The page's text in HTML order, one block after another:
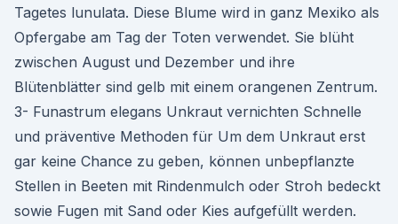
Tagetes lunulata. Diese Blume wird in ganz Mexiko als
Opfergabe am Tag der Toten verwendet. Sie blüht
zwischen August und Dezember und ihre
Blütenblätter sind gelb mit einem orangenen Zentrum.
3- Funastrum elegans Unkraut vernichten Schnelle
und präventive Methoden für Um dem Unkraut erst
gar keine Chance zu geben, können unbepflanzte
Stellen in Beeten mit Rindenmulch oder Stroh bedeckt
sowie Fugen mit Sand oder Kies aufgefüllt werden.